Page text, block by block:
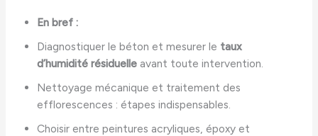
En bref :
Diagnostiquer le béton et mesurer le taux
d’humidité résiduelle avant toute intervention.
Nettoyage mécanique et traitement des
efflorescences : étapes indispensables.
Choisir entre peintures acryliques, époxy et